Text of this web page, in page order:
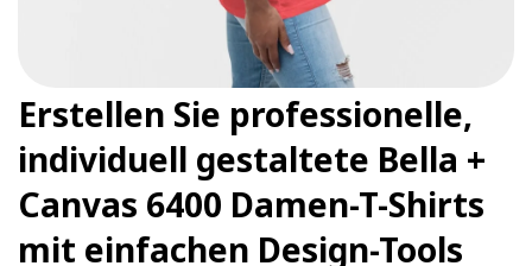
Erstellen Sie professionelle,
individuell gestaltete Bella +
Canvas 6400 Damen-T-Shirts
mit einfachen Design-Tools